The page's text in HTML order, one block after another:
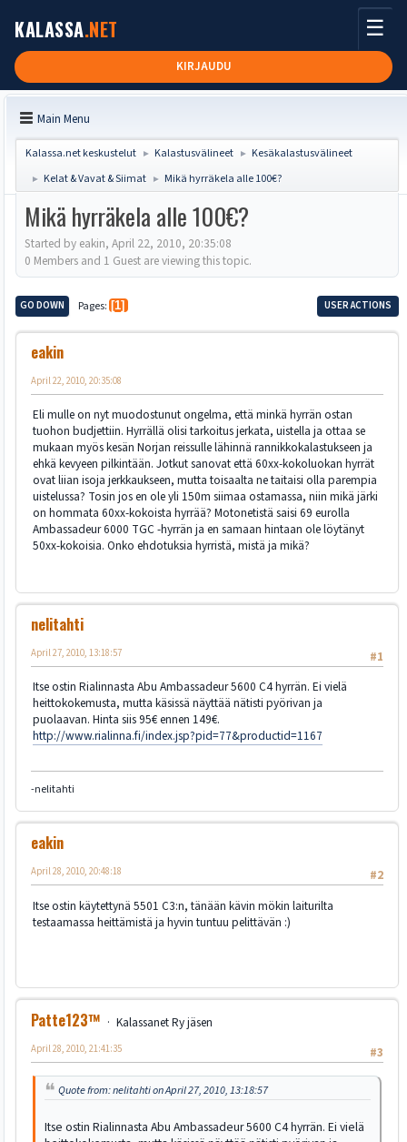
KALASSA.NET
KIRJAUDU
☰
Main Menu
Kalassa.net keskustelut ► Kalastusvälineet ► Kesäkalastusvälineet
► Kelat & Vavat & Siimat ► Mikä hyrräkela alle 100€?
Mikä hyrräkela alle 100€?
Started by eakin, April 22, 2010, 20:35:08
0 Members and 1 Guest are viewing this topic.
GO DOWN Pages 1 USER ACTIONS
eakin
April 22, 2010, 20:35:08
Eli mulle on nyt muodostunut ongelma, että minkä hyrrän ostan
tuohon budjettiin. Hyrrällä olisi tarkoitus jerkata, uistella ja ottaa se
mukaan myös kesän Norjan reissulle lähinnä rannikkokalastukseen ja
ehkä kevyeen pilkintään. Jotkut sanovat että 60xx-kokoluokan hyrrät
ovat liian isoja jerkkaukseen, mutta toisaalta ne taitaisi olla parempia
uistelussa? Tosin jos en ole yli 150m siimaa ostamassa, niin mikä järki
on hommata 60xx-kokoista hyrrää? Motonetistä saisi 69 eurolla
Ambassadeur 6000 TGC -hyrrän ja en samaan hintaan ole löytänyt
50xx-kokoisia. Onko ehdotuksia hyrristä, mistä ja mikä?
nelitahti
#1
April 27, 2010, 13:18:57
Itse ostin Rialinnasta Abu Ambassadeur 5600 C4 hyrrän. Ei vielä
heittokokemusta, mutta käsissä näyttää nätisti pyörivan ja
puolaavan. Hinta siis 95€ ennen 149€.
http://www.rialinna.fi/index.jsp?pid=77&productid=1167
-nelitahti
eakin
#2
April 28, 2010, 20:48:18
Itse ostin käytettynä 5501 C3:n, tänään kävin mökin laiturilta
testaamassa heittämistä ja hyvin tuntuu pelittävän :)
Patte123™
Kalassanet Ry jäsen
#3
April 28, 2010, 21:41:35
Quote from: nelitahti on April 27, 2010, 13:18:57
Itse ostin Rialinnasta Abu Ambassadeur 5600 C4 hyrrän. Ei vielä